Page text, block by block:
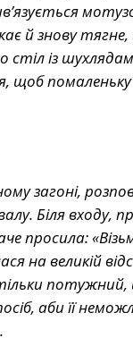
й знову
із
щоб
загоні,
Біля входу,
просила:
на великій
аби її